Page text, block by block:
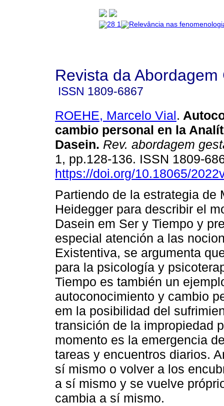
Revista da Abordagem
ISSN 1809-6867
ROEHE, Marcelo Vial.
cambio personal en la
Dasein. Rev. abordagem
1, pp.128-136. ISSN 1809-
https://doi.org/10.18065/
Partiendo de la estrategia de
Heidegger para describir el
Dasein em Ser y Tiempo y
especial atención a las
Existentiva, se argumenta
para la psicología y
Tiempo es también un
autoconocimiento y cambio
em la posibilidad del
transición de la impropiedad
momento es la emergencia
tareas y encuentros diarios.
sí mismo o volver a los
a sí mismo y se vuelve
cambia a sí mismo.